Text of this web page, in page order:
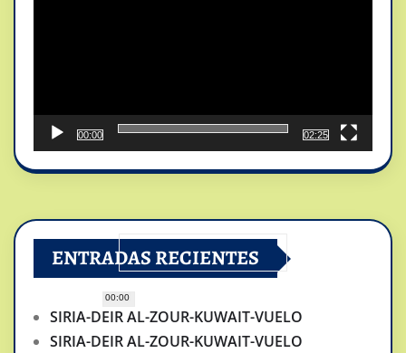
00:00
00:00
02:25
ENTRADAS RECIENTES
SIRIA-DEIR AL-ZOUR-KUWAIT-VUELO
SIRIA-DEIR AL-ZOUR-KUWAIT-VUELO